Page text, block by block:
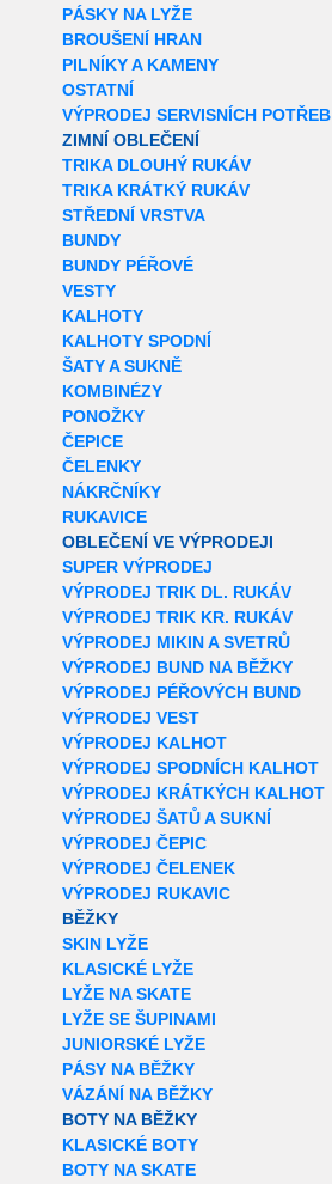
PÁSKY NA LYŽE
BROUŠENÍ HRAN
PILNÍKY A KAMENY
OSTATNÍ
VÝPRODEJ SERVISNÍCH POTŘEB
ZIMNÍ OBLEČENÍ
TRIKA DLOUHÝ RUKÁV
TRIKA KRÁTKÝ RUKÁV
STŘEDNÍ VRSTVA
BUNDY
BUNDY PÉŘOVÉ
VESTY
KALHOTY
KALHOTY SPODNÍ
ŠATY A SUKNĚ
KOMBINÉZY
PONOŽKY
ČEPICE
ČELENKY
NÁKRČNÍKY
RUKAVICE
OBLEČENÍ VE VÝPRODEJI
SUPER VÝPRODEJ
VÝPRODEJ TRIK DL. RUKÁV
VÝPRODEJ TRIK KR. RUKÁV
VÝPRODEJ MIKIN A SVETRŮ
VÝPRODEJ BUND NA BĚŽKY
VÝPRODEJ PÉŘOVÝCH BUND
VÝPRODEJ VEST
VÝPRODEJ KALHOT
VÝPRODEJ SPODNÍCH KALHOT
VÝPRODEJ KRÁTKÝCH KALHOT
VÝPRODEJ ŠATŮ A SUKNÍ
VÝPRODEJ ČEPIC
VÝPRODEJ ČELENEK
VÝPRODEJ RUKAVIC
BĚŽKY
SKIN LYŽE
KLASICKÉ LYŽE
LYŽE NA SKATE
LYŽE SE ŠUPINAMI
JUNIORSKÉ LYŽE
PÁSY NA BĚŽKY
VÁZÁNÍ NA BĚŽKY
BOTY NA BĚŽKY
KLASICKÉ BOTY
BOTY NA SKATE